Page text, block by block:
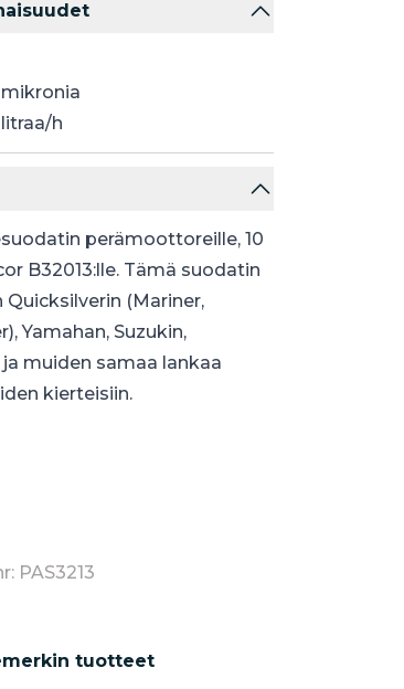
mikronia
h
perämoottoreille, 10
B32013:lle. Tämä suodatin
(Mariner,
Yamahan, Suzukin,
muiden samaa lankaa
kierteisiin.
PAS3213
tuotteet